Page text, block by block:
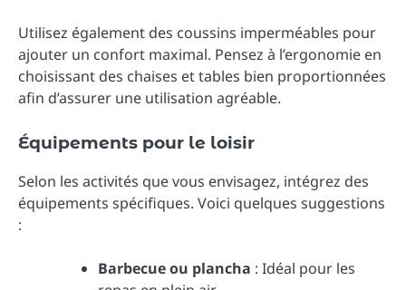
Utilisez également des coussins imperméables pour
ajouter un confort maximal. Pensez à l’ergonomie en
choisissant des chaises et tables bien proportionnées
afin d’assurer une utilisation agréable.
Équipements pour le loisir
Selon les activités que vous envisagez, intégrez des
équipements spécifiques. Voici quelques suggestions
:
Barbecue ou plancha : Idéal pour les